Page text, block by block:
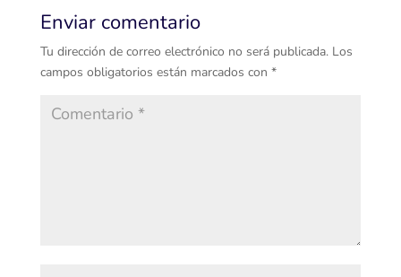
Enviar comentario
Tu dirección de correo electrónico no será publicada. Los
campos obligatorios están marcados con *